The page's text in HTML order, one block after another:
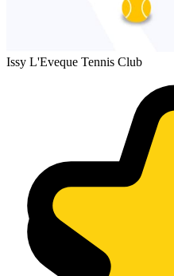
Issy L'Eveque Tennis Club